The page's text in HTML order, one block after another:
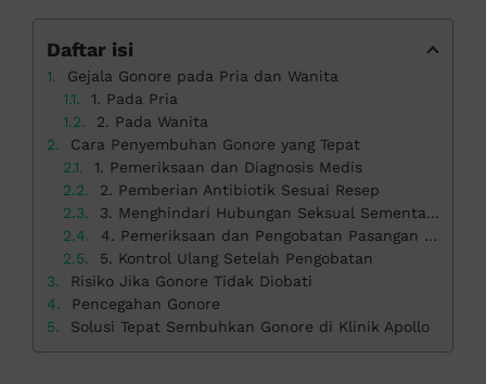
Daftar isi
Gejala Gonore pada Pria dan Wanita
1. Pada Pria
2. Pada Wanita
Cara Penyembuhan Gonore yang Tepat
1. Pemeriksaan dan Diagnosis Medis
2. Pemberian Antibiotik Sesuai Resep
3. Menghindari Hubungan Seksual Sementara
4. Pemeriksaan dan Pengobatan Pasangan Seksual
5. Kontrol Ulang Setelah Pengobatan
Risiko Jika Gonore Tidak Diobati
Pencegahan Gonore
Solusi Tepat Sembuhkan Gonore di Klinik Apollo